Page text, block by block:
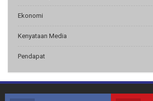
Ekonomi
Kenyataan Media
Pendapat